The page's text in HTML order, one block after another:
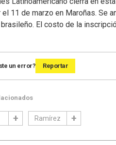
11 de marzo en Maroñas. Se
El costo de la
un error? Reportar
Ramírez